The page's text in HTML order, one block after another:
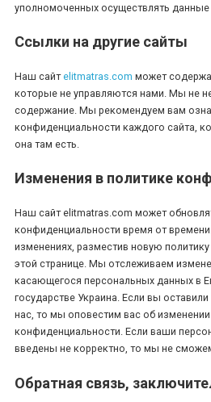
уполномоченных осуществлять данные
Ссылки на другие сайты
Наш сайтelitmatras.com может
которые не управляются нами. Мы не
содержание. Мы рекомендуем вам
конфиденциальности каждого сайта,
она там есть.
Изменения в политике
Наш сайт elitmatras.com может
конфиденциальности время от
изменениях, разместив новую
этой странице. Мы отслеживаем
касающегося персональных данных в
государстве Украина. Если вы
нас, то мы оповестим вас об
конфиденциальности. Если ваши
введены не корректно, то мы не
Обратная связь,
*
*
*
*